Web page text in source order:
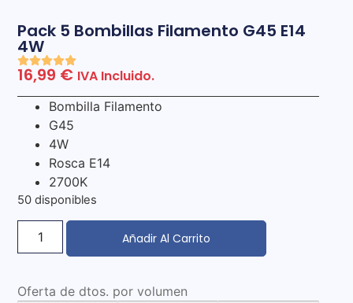
Pack 5 Bombillas Filamento G45 E14
4W
16,99 € IVA Incluido.
Bombilla Filamento
G45
4W
Rosca E14
2700K
50 disponibles
Añadir Al Carrito
Oferta de dtos. por volumen